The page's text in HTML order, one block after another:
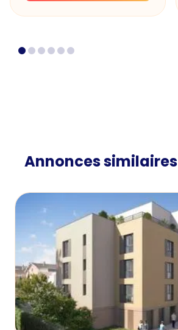
Annonces similaires